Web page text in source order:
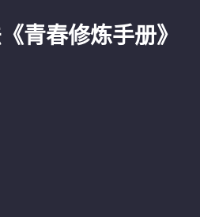
青春修炼手册》